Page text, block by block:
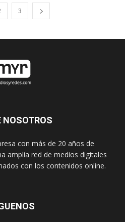
3
NOSOTROS
con más de 20 años de
amplia red de medios digitales
con los contenidos online.